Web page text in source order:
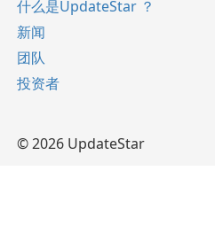
什么是UpdateStar ？
新闻
团队
投资者
© 2026 UpdateStar